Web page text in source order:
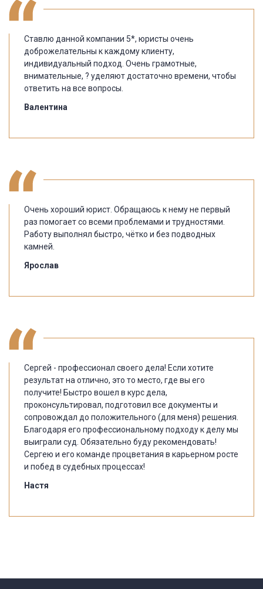
Ставлю данной компании 5*, юристы очень
доброжелательны к каждому клиенту,
индивидуальный подход. Очень грамотные,
внимательные, ? уделяют достаточно времени, чтобы
ответить на все вопросы.
Валентина
Очень хороший юрист. Обращаюсь к нему не первый
раз помогает со всеми проблемами и трудностями.
Работу выполнял быстро, чётко и без подводных
камней.
Ярослав
Сергей - профессионал своего дела! Если хотите
результат на отлично, это то место, где вы его
получите! Быстро вошел в курс дела,
проконсультировал, подготовил все документы и
сопровождал до положительного (для меня) решения.
Благодаря его профессиональному подходу к делу мы
выиграли суд. Обязательно буду рекомендовать!
Сергею и его команде процветания в карьерном росте
и побед в судебных процессах!
Настя